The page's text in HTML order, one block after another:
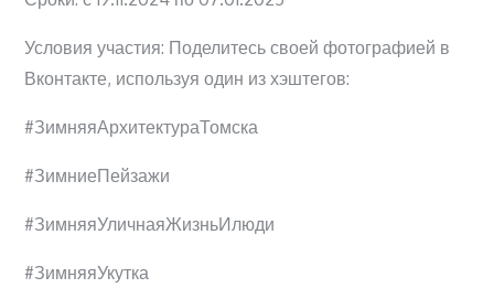
⁣Условия участия: Поделитесь своей фотографией в
Вконтакте, используя один из хэштегов:
#ЗимняяАрхитектураТомска
#ЗимниеПейзажи
#ЗимняяУличнаяЖизньИлюди
#ЗимняяУкутка